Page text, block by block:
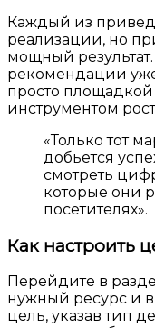
Каждый из
реализации, но
мощный
рекомендации уже
просто
инструментом
«Только тот
добьется
смотреть
которые они
посетителях».
Как настроить
Перейдите в
нужный ресурс и
цель, указав тип